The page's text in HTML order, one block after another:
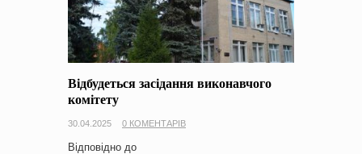
Відбудеться засідання виконавчого
комітету
30.04.2025 0 КОМЕНТАРІВ
Відповідно до